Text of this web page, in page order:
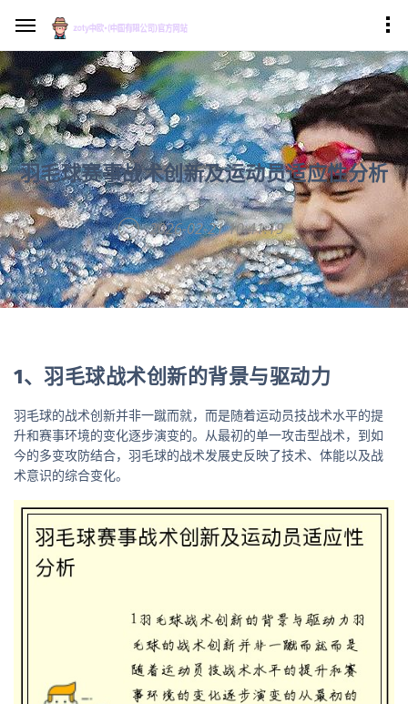
羽毛球赛事战术创新及运动员适应性分析
2026-02-21 10:41:19
1、羽毛球战术创新的背景与驱动力
羽毛球的战术创新并非一蹴而就，而是随着运动员技战术水平的提
升和赛事环境的变化逐步演变的。从最初的单一攻击型战术，到如
今的多变攻防结合，羽毛球的战术发展史反映了技术、体能以及战
术意识的综合变化。